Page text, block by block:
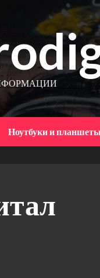
Ноутбуки и планшеты